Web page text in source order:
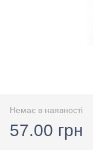
Немає в наявності
57.00 грн